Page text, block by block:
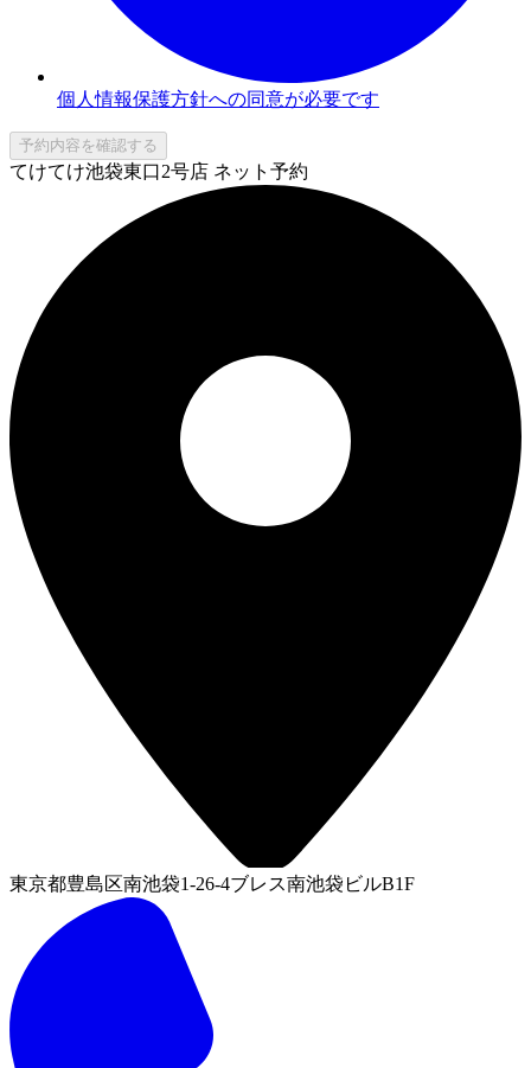
個人情報保護方針への同意が必要です
予約内容を確認する
てけてけ池袋東口2号店 ネット予約
東京都豊島区南池袋1-26-4ブレス南池袋ビルB1F